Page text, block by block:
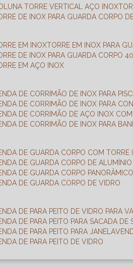
TORRE VERTICAL AÇO INOX
DE INOX PARA GUARDA CORPO
EM INOX TORRE EM INOX PARA
DE INOX PARA GUARDA CORPO
EM AÇO INOX
DE CORRIMÃO DE INOX PARA
DE CORRIMÃO DE INOX PARA
DE CORRIMÃO DE AÇO INOX
DE CORRIMÃO DE INOX PARA
DE GUARDA CORPO COM TORRE
DE GUARDA CORPO DE
DE GUARDA CORPO
DE GUARDA CORPO DE VIDRO
DE PARA PEITO DE VIDRO PARA
DE PARA PEITO PARA SACADA DE
DE PARA PEITO PARA JANELA
DE PARA PEITO DE VIDRO